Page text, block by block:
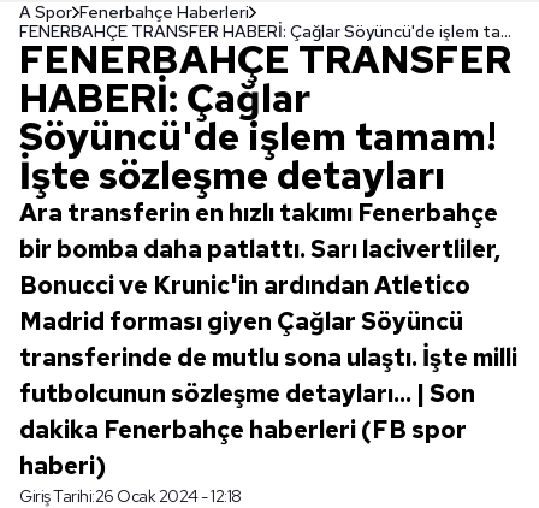
A Spor Fenerbahçe Haberleri
FENERBAHÇE TRANSFER HABERİ: Çağlar Söyüncü'de işlem tamam! İşte sözleşme detayları
FENERBAHÇE TRANSFER
HABERİ: Çağlar
Söyüncü'de işlem tamam!
İşte sözleşme detayları
Ara transferin en hızlı takımı Fenerbahçe
bir bomba daha patlattı. Sarı lacivertliler,
Bonucci ve Krunic'in ardından Atletico
Madrid forması giyen Çağlar Söyüncü
transferinde de mutlu sona ulaştı. İşte milli
futbolcunun sözleşme detayları... | Son
dakika Fenerbahçe haberleri (FB spor
haberi)
Giriş Tarihi:26 Ocak 2024 - 12:18